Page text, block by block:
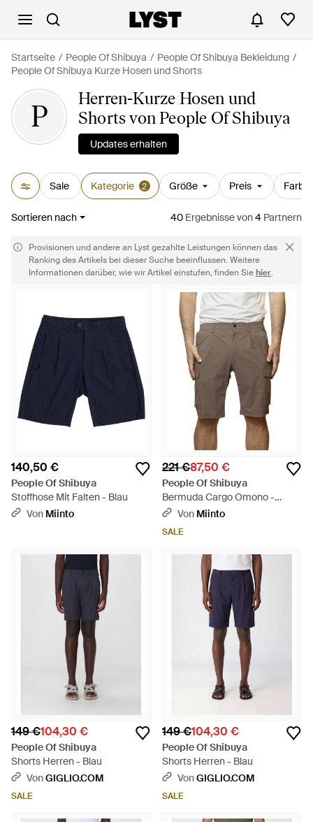
Startseite People Of Shibuya
People Of Shibuya Bekleidung
People Of Shibuya Kurze Hosen und Shorts
P
Herren-Kurze Hosen und
Shorts von People Of Shibuya
Updates erhalten
Sale Kategorie 2 Größe Preis Farbe
Sortieren nach 40 Ergebnissevon4 Partnern
Provisionen und andere an Lyst gezahlte Leistungen können das
Ranking des Artikels bei dieser Suche beeinflussen. Weitere
Informationen darüber, wie wir Artikel einstufen, finden Siehier.
140,50 €
People Of Shibuya
Stoffhose Mit Falten - Blau
Von Miinto
221 €87,50 €
People Of Shibuya
Bermuda Cargo Omono -
Natur
Von Miinto
SALE
149 €104,30 €
People Of Shibuya
Shorts Herren - Blau
VonGIGLIO.COM
SALE
149 €104,30 €
People Of Shibuya
Shorts Herren - Blau
VonGIGLIO.COM
SALE